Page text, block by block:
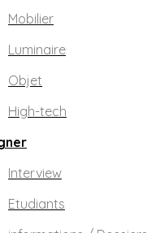
Mobilier
Luminaire
Objet
High-tech
Interview
Etudiants